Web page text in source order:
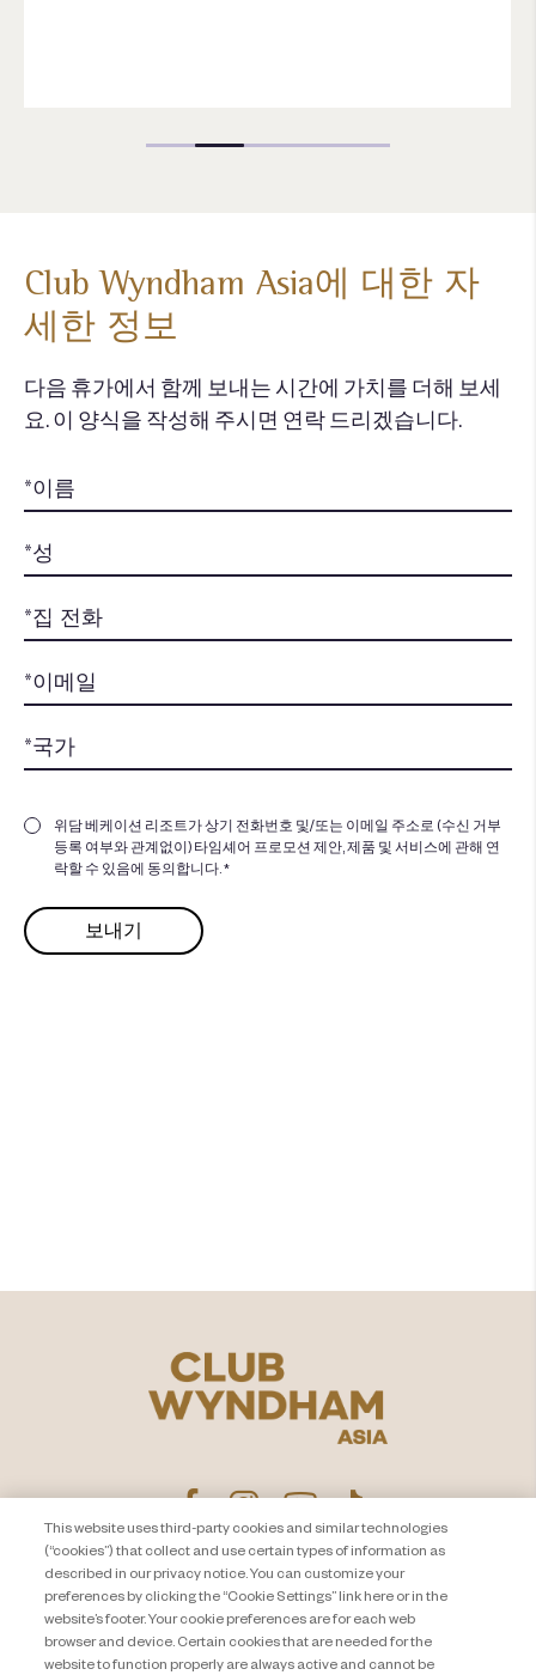
Club Wyndham Asia에 대한 자
세한 정보
다음 휴가에서 함께 보내는 시간에 가치를 더해 보세
요. 이 양식을 작성해 주시면 연락 드리겠습니다.
위담 베케이션 리조트가 상기 전화번호 및/또는 이메일 주소로 (수신 거부
등록 여부와 관계없이) 타임셰어 프로모션 제안, 제품 및 서비스에 관해 연
락할 수 있음에 동의합니다. *
Privacy Notice
About Travel + Leisure Co.
Cookie Settings
문의하기
사이트 맵
이용 약관
This website uses third-party cookies and similar technologies
(“cookies”) that collect and use certain types of information as
described in our privacy notice. You can customize your
preferences by clicking the “Cookie Settings” link here or in the
website’s footer. Your cookie preferences are for each web
browser and device. Certain cookies that are needed for the
website to function properly are always active and cannot be